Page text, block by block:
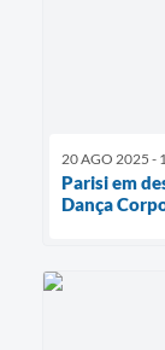
20 AGO 2025 -
Parisi em
Dança